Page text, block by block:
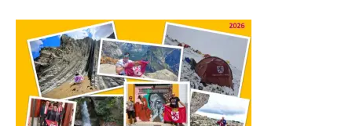
música en directo mueve grandes
fenómenos de […]
El Ayuntamiento de
Cabrillanes analizará,